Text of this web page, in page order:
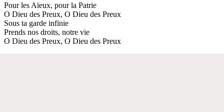
Pour les Aïeux, pour la Patrie
O Dieu des Preux, O Dieu des Preux
Sous ta garde infinie
Prends nos droits, notre vie
O Dieu des Preux, O Dieu des Preux